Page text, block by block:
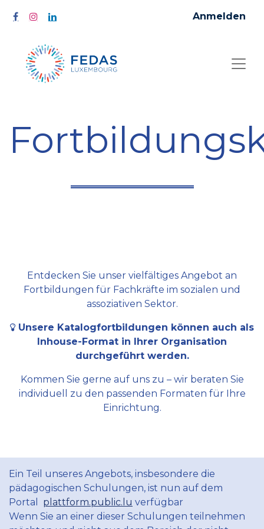
Anmelden
Entdecken Sie unser vielfältiges Angebot an
Fortbildungen für Fachkräfte im sozialen und
assoziativen Sektor.
Unsere Katalogfortbildungen können auch als
Inhouse-Format in Ihrer Organisation
durchgeführt werden.
Kommen Sie gerne auf uns zu – wir beraten Sie
individuell zu den passenden Formaten für Ihre
Einrichtung.
Ein Teil unseres Angebots, insbesondere die
pädagogischen Schulungen, ist nun auf dem
Portal plattform.public.lu verfügbar
Wenn Sie an einer dieser Schulungen teilnehmen